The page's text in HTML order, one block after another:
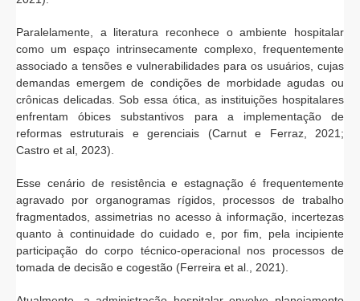
Paralelamente, a literatura reconhece o ambiente hospitalar
como um espaço intrinsecamente complexo, frequentemente
associado a tensões e vulnerabilidades para os usuários, cujas
demandas emergem de condições de morbidade agudas ou
crônicas delicadas. Sob essa ótica, as instituições hospitalares
enfrentam óbices substantivos para a implementação de
reformas estruturais e gerenciais (Carnut e Ferraz, 2021;
Castro et al, 2023).
Esse cenário de resistência e estagnação é frequentemente
agravado por organogramas rígidos, processos de trabalho
fragmentados, assimetrias no acesso à informação, incertezas
quanto à continuidade do cuidado e, por fim, pela incipiente
participação do corpo técnico-operacional nos processos de
tomada de decisão e cogestão (Ferreira et al., 2021).